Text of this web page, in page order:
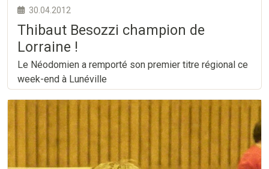
30.04.2012
Thibaut Besozzi champion de
Lorraine !
Le Néodomien a remporté son premier titre régional ce
week-end à Lunéville